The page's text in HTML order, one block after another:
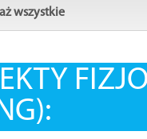
wszystkie